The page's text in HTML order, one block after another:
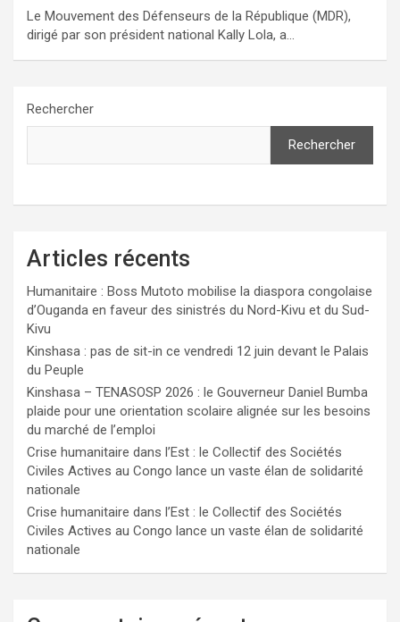
Le Mouvement des Défenseurs de la République (MDR),
dirigé par son président national Kally Lola, a…
Rechercher
Rechercher
Articles récents
Humanitaire : Boss Mutoto mobilise la diaspora congolaise
d’Ouganda en faveur des sinistrés du Nord-Kivu et du Sud-
Kivu
Kinshasa : pas de sit-in ce vendredi 12 juin devant le Palais
du Peuple
Kinshasa – TENASOSP 2026 : le Gouverneur Daniel Bumba
plaide pour une orientation scolaire alignée sur les besoins
du marché de l’emploi
Crise humanitaire dans l’Est : le Collectif des Sociétés
Civiles Actives au Congo lance un vaste élan de solidarité
nationale
Crise humanitaire dans l’Est : le Collectif des Sociétés
Civiles Actives au Congo lance un vaste élan de solidarité
nationale